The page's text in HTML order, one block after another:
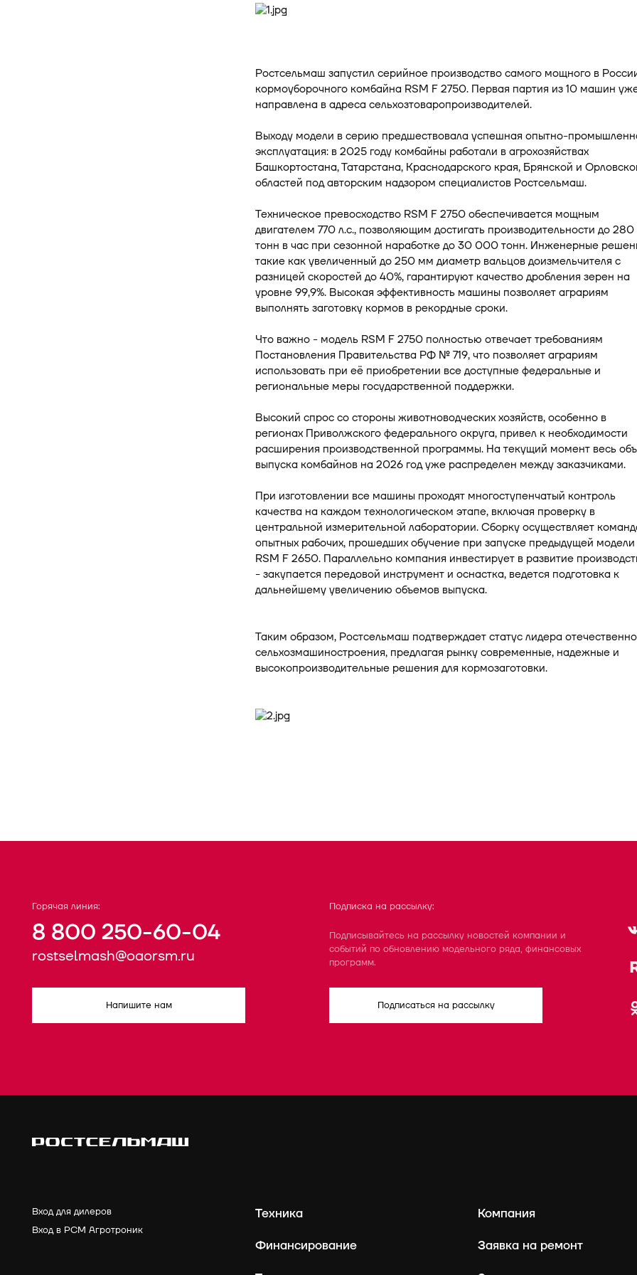
Ростсельмаш запустил серийное производство самого мощного в
кормоуборочного комбайна RSM F 2750. Первая партия из 10 машин
направлена в адреса сельхозтоваропроизводителей.
Выходу модели в серию предшествовала успешная опытно-
эксплуатация: в 2025 году комбайны работали в агрохозяйствах
Башкортостана, Татарстана, Краснодарского края, Брянской и
областей под авторским надзором специалистов Ростсельмаш.
Техническое превосходство RSM F 2750 обеспечивается мощным
двигателем 770 л.с., позволяющим достигать производительности до 280
тонн в час при сезонной наработке до 30 000 тонн. Инженерные
такие как увеличенный до 250 мм диаметр вальцов доизмельчителя с
разницей скоростей до 40%, гарантируют качество дробления зерен на
уровне 99,9%. Высокая эффективность машины позволяет аграриям
выполнять заготовку кормов в рекордные сроки.
Что важно - модель RSM F 2750 полностью отвечает требованиям
Постановления Правительства РФ № 719, что позволяет аграриям
использовать при её приобретении все доступные федеральные и
региональные меры государственной поддержки.
Высокий спрос со стороны животноводческих хозяйств, особенно в
регионах Приволжского федерального округа, привел к необходимости
расширения производственной программы. На текущий момент весь
выпуска комбайнов на 2026 год уже распределен между заказчиками.
При изготовлении все машины проходят многоступенчатый контроль
качества на каждом технологическом этапе, включая проверку в
центральной измерительной лаборатории. Сборку осуществляет
опытных рабочих, прошедших обучение при запуске предыдущей модели
RSM F 2650. Параллельно компания инвестирует в развитие
- закупается передовой инструмент и оснастка, ведется подготовка к
дальнейшему увеличению объемов выпуска.
Таким образом, Ростсельмаш подтверждает статус лидера
сельхозмашиностроения, предлагая рынку современные, надежные и
высокопроизводительные решения для кормозаготовки.
Горячая линия:
8 800 250-60-04
rostselmash@oaorsm.ru
Напишите нам
Подписка на рассылку:
Подписывайтесь на рассылку новостей компании и
событий по обновлению модельного ряда, финансовых
программ.
Подписаться на рассылку
Вход для дилеров
Вход в РСМ Агротроник
Техника
Финансирование
Компания
Заявка на ремонт